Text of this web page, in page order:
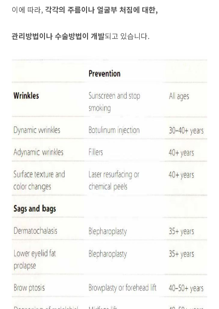
이에 따라, 각각의 주름이나 얼굴부 처짐에 대한,
관리방법이나 수술방법이 개발되고 있습니다.